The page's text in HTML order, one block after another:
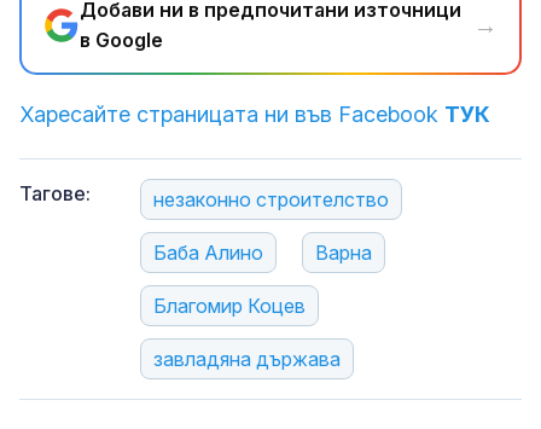
Добави ни в предпочитани източници
в Google
→
Харесайте страницата ни във Facebook ТУК
Тагове: незаконно строителство
Баба Алино Варна
Благомир Коцев
завладяна държава